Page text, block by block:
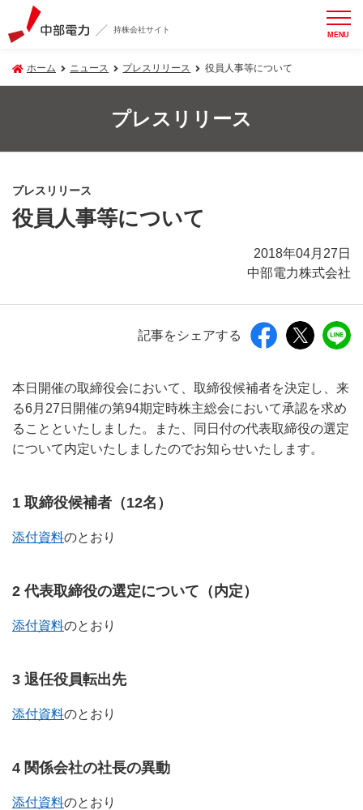
持株会社サイト MENU
ホーム ニュース プレスリリース 役員人事等について
プレスリリース
プレスリリース
役員人事等について
2018年04月27日
中部電力株式会社
記事をシェアする
本日開催の取締役会において、取締役候補者を決定し、来
る6月27日開催の第94期定時株主総会において承認を求め
ることといたしました。また、同日付の代表取締役の選定
について内定いたしましたのでお知らせいたします。
1 取締役候補者（12名）
添付資料のとおり
2 代表取締役の選定について（内定）
添付資料のとおり
3 退任役員転出先
添付資料のとおり
4 関係会社の社長の異動
添付資料のとおり